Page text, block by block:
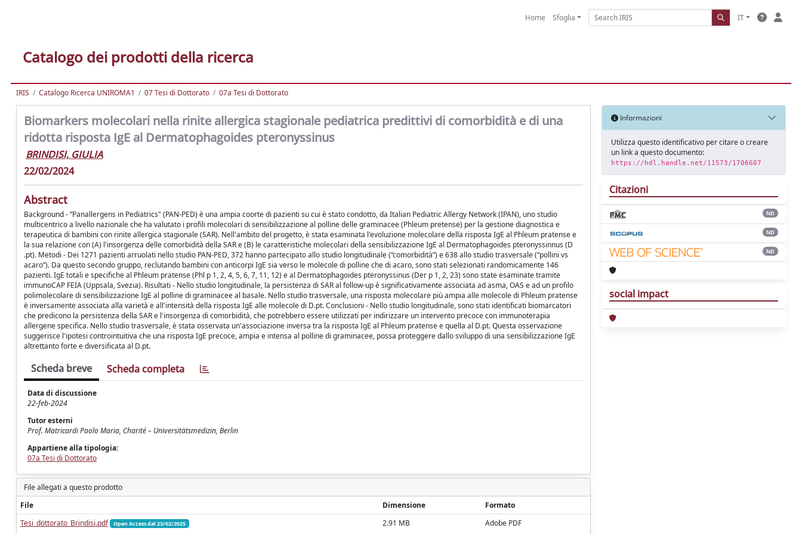
Home Sfoglia IT
Catalogo dei prodotti della ricerca
IRIS Catalogo Ricerca UNIROMA1 07 Tesi di Dottorato 07a Tesi di Dottorato
Biomarkers molecolari nella rinite allergica stagionale pediatrica predittivi di comorbidità e di una
ridotta risposta IgE al Dermatophagoides pteronyssinus
BRINDISI, GIULIA
22/02/2024
Abstract
Background - “Panallergens in Pediatrics" (PAN-PED) è una ampia coorte di pazienti su cui è stato condotto, da Italian Pediatric Allergy Network (IPAN), uno studio
multicentrico a livello nazionale che ha valutato i profili molecolari di sensibilizzazione al polline delle graminacee (Phleum pretense) per la gestione diagnostica e
terapeutica di bambini con rinite allergica stagionale (SAR). Nell'ambito del progetto, è stata esaminata l'evoluzione molecolare della risposta IgE al Phleum pratense e
la sua relazione con (A) l'insorgenza delle comorbidità della SAR e (B) le caratteristiche molecolari della sensibilizzazione IgE al Dermatophagoides pteronyssinnus (D
.pt). Metodi - Dei 1271 pazienti arruolati nello studio PAN-PED, 372 hanno partecipato allo studio longitudinale (“comorbidità”) e 638 allo studio trasversale (“pollini vs
acaro”). Da questo secondo gruppo, reclutando bambini con anticorpi IgE sia verso le molecole di polline che di acaro, sono stati selezionati randomicamente 146
pazienti. IgE totali e specifiche al Phleum pratense (Phl p 1, 2, 4, 5, 6, 7, 11, 12) e al Dermatophagoides pteronyssinus (Der p 1, 2, 23) sono state esaminate tramite
immunoCAP FEIA (Uppsala, Svezia). Risultati - Nello studio longitudinale, la persistenza di SAR al follow-up è significativamente associata ad asma, OAS e ad un profilo
polimolecolare di sensibilizzazione IgE al polline di graminacee al basale. Nello studio trasversale, una risposta molecolare più ampia alle molecole di Phleum pratense
è inversamente associata alla varietà e all'intensità della risposta IgE alle molecole di D.pt. Conclusioni - Nello studio longitudinale, sono stati identificati biomarcatori
che predicono la persistenza della SAR e l'insorgenza di comorbidità, che potrebbero essere utilizzati per indirizzare un intervento precoce con immunoterapia
allergene specifica. Nello studio trasversale, è stata osservata un'associazione inversa tra la risposta IgE al Phleum pratense e quella al D.pt. Questa osservazione
suggerisce l'ipotesi controintuitiva che una risposta IgE precoce, ampia e intensa al polline di graminacee, possa proteggere dallo sviluppo di una sensibilizzazione IgE
altrettanto forte e diversificata al D.pt.
Scheda breve Scheda completa
Data di discussione
22-feb-2024
Tutor esterni
Prof. Matricardi Paolo Maria, Charité – Universitätsmedizin, Berlin
Appartiene alla tipologia:
07a Tesi di Dottorato
File allegati a questo prodotto
File
Dimensione
Formato
Tesi_dottorato_Brindisi.pdf
Open Access dal 23/02/2025 2.91 MB Adobe PDF
Informazioni
Utilizza questo identificativo per citare o creare
un link a questo documento:
https://hdl.handle.net/11573/1706607
Citazioni
ND
ND
ND
social impact